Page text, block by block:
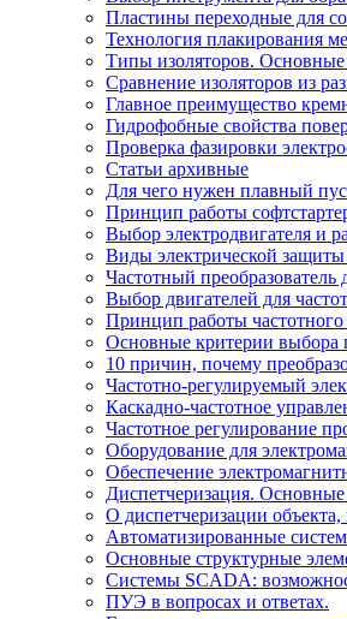
Пластины переходные для
Технология плакирования
Типы изоляторов. Основные
Сравнение изоляторов из
Главное преимущество
Гидрофобные свойства
Проверка фазировки
Статьи архивные
Для чего нужен плавный
Принцип работы
Выбор электродвигателя и
Виды электрической
Частотный преобразователь
Выбор двигателей для
Принцип работы частотного
Основные критерии выбора
10 причин, почему
Частотно-регулируемый
Каскадно-частотное
Частотное регулирование
Оборудование для
Обеспечение
Диспетчеризация.
О диспетчеризации
Автоматизированные
Основные структурные
Системы SCADA:
ПУЭ в вопросах и ответах.